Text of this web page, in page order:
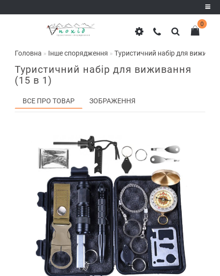
Реєстрація
Авторизація
0
Головна Інше спорядження Туристичний набір для
Туристичний набір для виживання
(15 в 1)
ВСЕ ПРО ТОВАР ЗОБРАЖЕННЯ